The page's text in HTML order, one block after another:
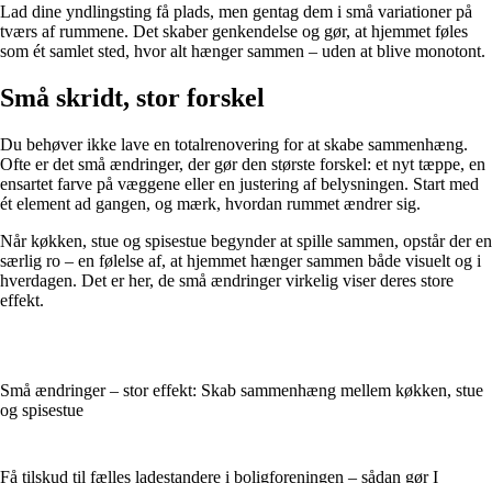
Lad dine yndlingsting få plads, men gentag dem i små variationer på
tværs af rummene. Det skaber genkendelse og gør, at hjemmet føles
som ét samlet sted, hvor alt hænger sammen – uden at blive monotont.
Små skridt, stor forskel
Du behøver ikke lave en totalrenovering for at skabe sammenhæng.
Ofte er det små ændringer, der gør den største forskel: et nyt tæppe, en
ensartet farve på væggene eller en justering af belysningen. Start med
ét element ad gangen, og mærk, hvordan rummet ændrer sig.
Når køkken, stue og spisestue begynder at spille sammen, opstår der en
særlig ro – en følelse af, at hjemmet hænger sammen både visuelt og i
hverdagen. Det er her, de små ændringer virkelig viser deres store
effekt.
Små ændringer – stor effekt: Skab sammenhæng mellem køkken, stue
og spisestue
Få tilskud til fælles ladestandere i boligforeningen – sådan gør I